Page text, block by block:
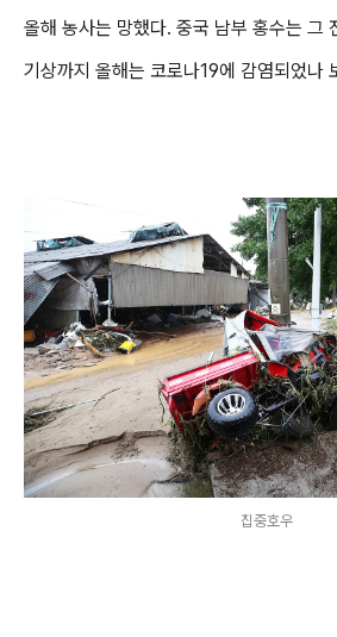
올해 농사는 망했다. 중국 남부 홍수는 그
기상까지 올해는 코로나19에 감염되었나
집중호우